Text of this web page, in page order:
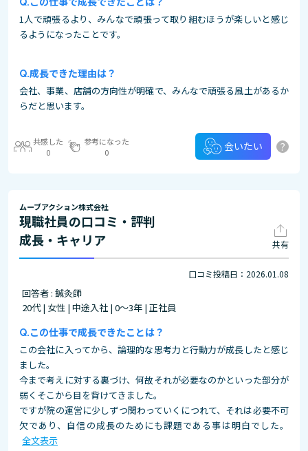
1人で頑張るより、みんなで頑張って取り組むほうが楽しいと感じ
るようになったことです。
成長できた理由は？
会社、事業、店舗の方向性が明確で、みんなで頑張る風土があるか
らだと思います。
共感した
0
参考になった
0
会いたい ?
ムーブアクション株式会社
現職社員の口コミ・評判
成長・キャリア
共有
口コミ投稿日：2026.01.08
回答者 : 鍼灸師
20代 | 女性 | 中途入社 | 0～3年 | 正社員
この仕事で成長できたことは？
この会社に入ってから、論理的な思考力と行動力が成長したと感じ
ました。
今まで考えに対する裏づけ、何故それが必要なのかといった部分が
弱くそこから目を背けてきました。
ですが院の運営に少しずつ関わっていくにつれて、それは必要不可
欠であり、自信の成長のためにも課題である事は明白でした。
全文表示